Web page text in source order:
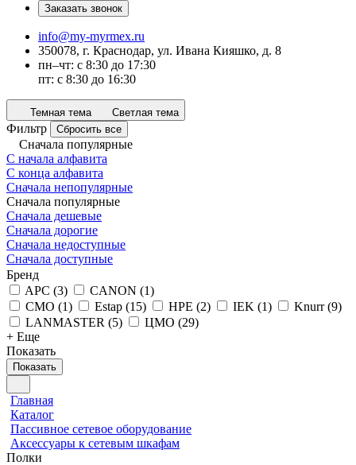
Заказать звонок
info@my-myrmex.ru
350078, г. Краснодар, ул. Ивана Кияшко, д. 8
пн–чт: с 8:30 до 17:30
пт: с 8:30 до 16:30
Темная тема Светлая тема
Фильтр Сбросить все
Сначала популярные
С начала алфавита
С конца алфавита
Сначала непопулярные
Сначала популярные
Сначала дешевые
Сначала дорогие
Сначала недоступные
Сначала доступные
Бренд
APC (3) CANON (1)
CMO (1) Estap (15) HPE (2) IEK (1) Knurr(9)
LANMASTER (5) ЦМО (29)
+ Еще
Показать
Показать
Главная
Каталог
Пассивное сетевое оборудование
Аксессуары к сетевым шкафам
Полки